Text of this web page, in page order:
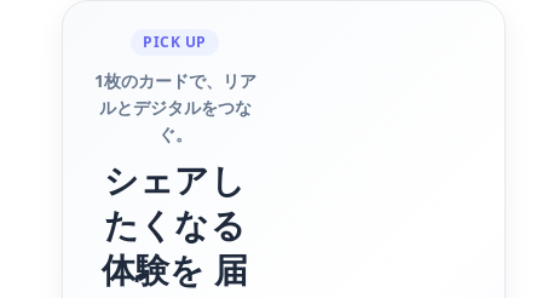
PICK UP
1枚のカードで、リア
ルとデジタルをつな
ぐ。
シェアし
たくなる
体験を 届